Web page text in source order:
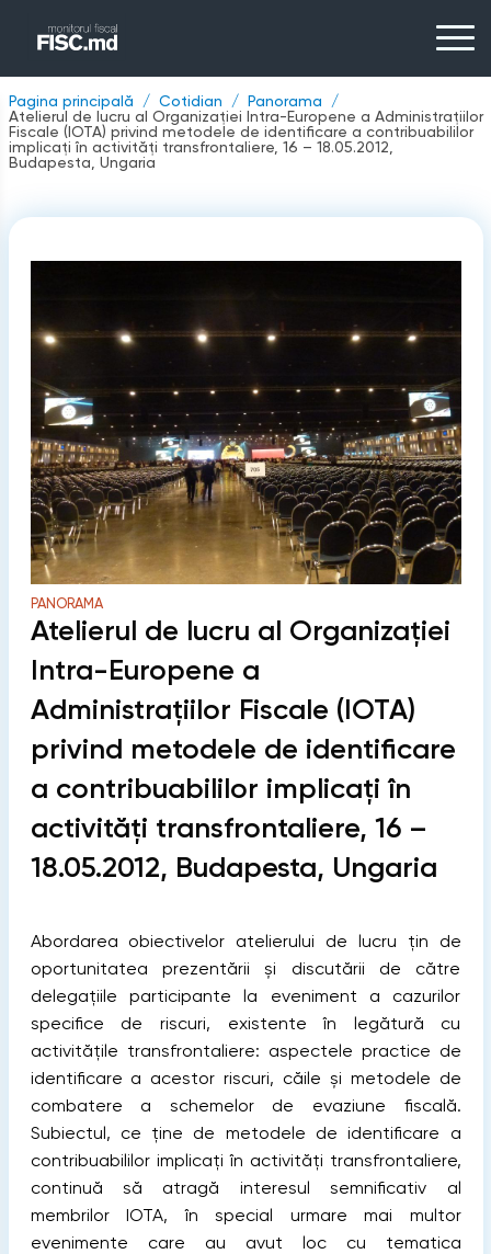
Pagina principală Cotidian
Panorama
Atelierul de lucru al Organizaţiei Intra-Europene a Administraţiilor
Fiscale (IOTA) privind metodele de identiﬁcare a contribuabililor
implicaţi în activităţi transfrontaliere, 16 – 18.05.2012,
Budapesta, Ungaria
PANORAMA
Atelierul de lucru al Organizaţiei
Intra-Europene a
Administraţiilor Fiscale (IOTA)
privind metodele de identiﬁcare
a contribuabililor implicaţi în
activităţi transfrontaliere, 16 –
18.05.2012, Budapesta, Ungaria
Abordarea obiectivelor atelierului de lucru ţin de
oportunitatea prezentării şi discutării de către
delegaţiile participante la eveniment a cazurilor
speciﬁce de riscuri, existente în legătură cu
activităţile transfrontaliere: aspectele practice de
identiﬁcare a acestor riscuri, căile şi metodele de
combatere a schemelor de evaziune ﬁscală.
Subiectul, ce ţine de metodele de identiﬁcare a
contribuabililor implicaţi în activităţi transfrontaliere,
continuă să atragă interesul semniﬁcativ al
membrilor IOTA, în special urmare mai multor
evenimente care au avut loc cu tematica